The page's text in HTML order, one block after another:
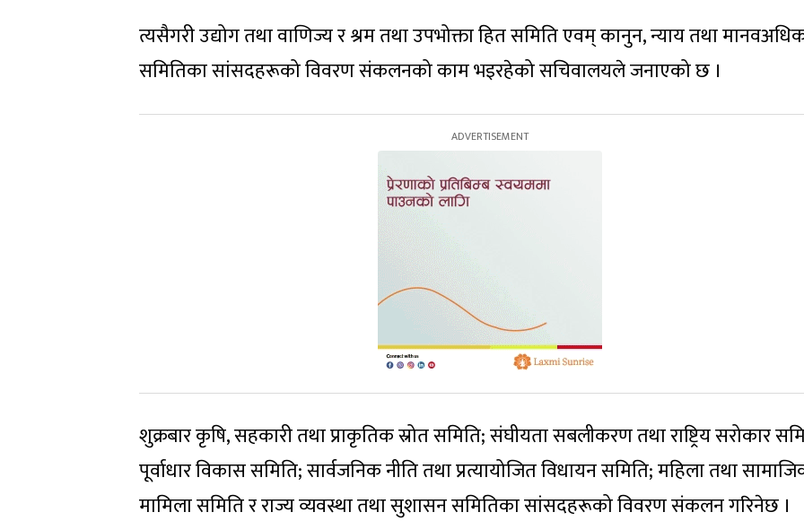
त्यसैगरी उद्योग तथा वाणिज्य र श्रम तथा उपभोक्ता हित समिति एवम् कानुन, न्याय तथा
समितिका सांसदहरूको विवरण संकलनको काम भइरहेको सचिवालयले जनाएको छ ।
शुक्रबार कृषि, सहकारी तथा प्राकृतिक स्रोत समिति; संघीयता सबलीकरण तथा राष्ट्रिय सरोकार
पूर्वाधार विकास समिति; सार्वजनिक नीति तथा प्रत्यायोजित विधायन समिति; महिला तथा
मामिला समिति र राज्य व्यवस्था तथा सुशासन समितिका सांसदहरूको विवरण संकलन गरिनेछ ।